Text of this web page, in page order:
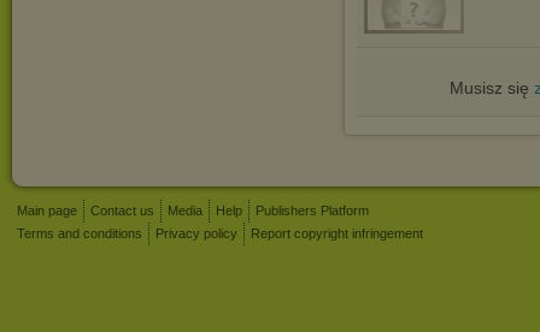
Musisz się
Main page Contact us Media Help
Publishers Platform
Terms and conditions
Privacy policy Report copyright infringement